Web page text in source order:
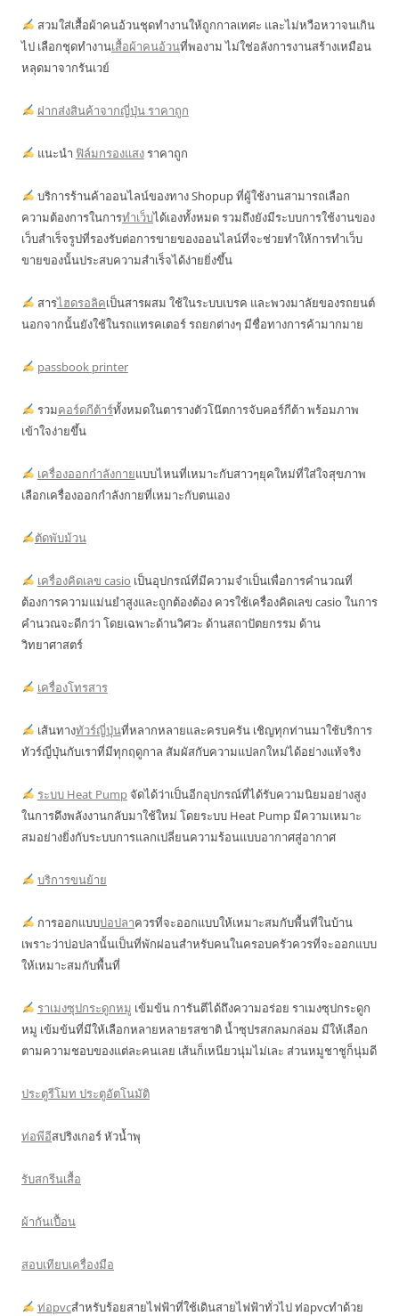
สวมใส่เสื้อผ้าคนอ้วนชุดทำงานให้ถูกกาลเทศะ และไม่หวือหวาจนเกิน
ไป เลือกชุดทำงานเสื้อผ้าคนอ้วนที่พองาม ไม่ใช่อลังการงานสร้างเหมือน
หลุดมาจากรันเวย์
ฝากส่งสินค้าจากญี่ปุ่น ราคาถูก
แนะนำ ฟิล์มกรองแสงราคาถูก
บริการร้านค้าออนไลน์ของทาง Shopup ที่ผู้ใช้งานสามารถเลือก
ความต้องการในการทำเว็บได้เองทั้งหมด รวมถึงยังมีระบบการใช้งานของ
เว็บสำเร็จรูปที่รองรับต่อการขายของออนไลน์ที่จะช่วยทำให้การทำเว็บ
ขายของนั้นประสบความสำเร็จได้ง่ายยิ่งขึ้น
สารไฮดรอลิคเป็นสารผสม ใช้ในระบบเบรค และพวงมาลัยของรถยนต์
นอกจากนั้นยังใช้ในรถแทรคเตอร์ รถยกต่างๆ มีชื่อทางการค้ามากมาย
passbook printer
รวมคอร์ดกีต้าร์ทั้งหมดในตารางตัวโน๊ตการจับคอร์กีต้า พร้อมภาพ
เข้าใจง่ายขึ้น
เครื่องออกกำลังกายแบบไหนที่เหมาะกับสาวๆยุคใหม่ที่ใส่ใจสุขภาพ
เลือกเครื่องออกกำลังกายที่เหมาะกับตนเอง
ตัดพับม้วน
เครื่องคิดเลข casio เป็นอุปกรณ์ที่มีความจำเป็นเพื่อการคำนวณที่
ต้องการความแม่นยำสูงและถูกต้องต้อง ควรใช้เครื่องคิดเลข casio ในการ
คำนวณจะดีกว่า โดยเฉพาะด้านวิศวะ ด้านสถาปัตยกรรม ด้าน
วิทยาศาสตร์
เครื่องโทรสาร
เส้นทางทัวร์ญี่ปุ่นที่หลากหลายและครบครัน เชิญทุกท่านมาใช้บริการ
ทัวร์ญี่ปุ่นกับเราที่มีทุกฤดูกาล สัมผัสกับความแปลกใหม่ได้อย่างแท้จริง
ระบบ Heat Pumpจัดได้ว่าเป็นอีกอุปกรณ์ที่ได้รับความนิยมอย่างสูง
ในการดึงพลังงานกลับมาใช้ใหม่ โดยระบบ Heat Pump มีความเหมาะ
สมอย่างยิ่งกับระบบการแลกเปลี่ยนความร้อนแบบอากาศสู่อากาศ
บริการขนย้าย
การออกแบบบ่อปลาควรที่จะออกแบบให้เหมาะสมกับพื้นที่ในบ้าน
เพราะว่าบ่อปลานั้นเป็นที่พักผ่อนสำหรับคนในครอบครัวควรที่จะออกแบบ
ให้เหมาะสมกับพื้นที่
ราเมงซุปกระดูกหมู เข้มข้น การันตีได้ถึงความอร่อย ราเมงซุปกระดูก
หมู เข้มข้นที่มีให้เลือกหลายหลายรสชาติ น้ำซุปรสกลมกล่อม มีให้เลือก
ตามความชอบของแต่ละคนเลย เส้นก็เหนียวนุ่มไม่เละ ส่วนหมูชาชูก็นุ่มดี
ประตูรีโมท ประตูอัตโนมัติ
ท่อพีอีสปริงเกอร์ หัวน้ำพุ
รับสกรีนเสื้อ
ผ้ากันเปื้อน
สอบเทียบเครื่องมือ
ท่อpvcสำหรับร้อยสายไฟฟ้าที่ใช้เดินสายไฟฟ้าทั่วไป ท่อpvcทำด้วย